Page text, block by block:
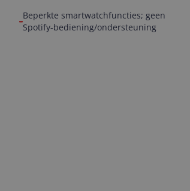
Beperkte smartwatchfuncties; geen
Spotify-bediening/ondersteuning